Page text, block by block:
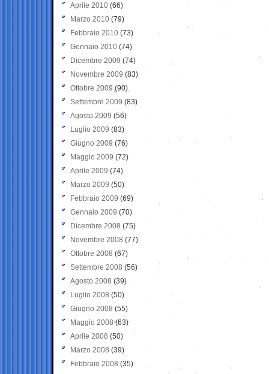
Aprile 2010 (66)
Marzo 2010 (79)
Febbraio 2010 (73)
Gennaio 2010 (74)
Dicembre 2009 (74)
Novembre 2009 (83)
Ottobre 2009 (90)
Settembre 2009 (83)
Agosto 2009 (56)
Luglio 2009 (83)
Giugno 2009 (76)
Maggio 2009 (72)
Aprile 2009 (74)
Marzo 2009 (50)
Febbraio 2009 (69)
Gennaio 2009 (70)
Dicembre 2008 (75)
Novembre 2008 (77)
Ottobre 2008 (67)
Settembre 2008 (56)
Agosto 2008 (39)
Luglio 2008 (50)
Giugno 2008 (55)
Maggio 2008(63)
Aprile 2008 (50)
Marzo 2008 (39)
Febbraio 2008 (35)